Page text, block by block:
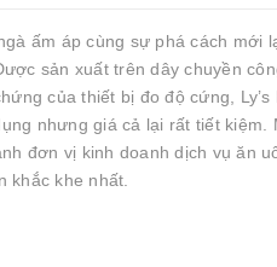
ấm áp cùng sự phá cách
sản xuất trên dây chuyền
của thiết bị đo độ cứng,
nhưng giá cả lại rất tiết
đơn vị kinh doanh dịch vụ ăn
khắc khe nhất.